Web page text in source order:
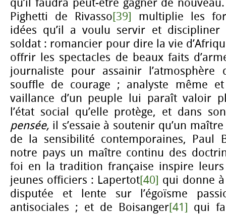
qu’il faudra peut-être gagner de
Pighetti de Rivasso[39] multiplie les
idées qu’il a voulu servir et
soldat : romancier pour dire la vie
offrir les spectacles de beaux faits
journaliste pour assainir l’atmosphère
souffle de courage ; analyste même
vaillance d’un peuple lui paraît valoir
l’état social qu’elle protège, et dans
pensée, il s’essaie à soutenir qu’un
de la sensibilité contemporaines, Paul
notre pays un maître continu des
foi en la tradition française inspire
jeunes officiers : Lapertot[40] qui donne à
disputée et lente sur l’égoïsme
antisociales ; et de Boisanger[41] qui